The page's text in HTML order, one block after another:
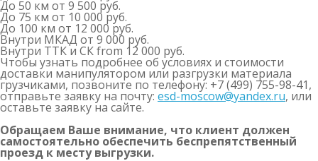
До 50 км от 9 500 руб.
До 75 км от 10 000 руб.
До 100 км от 12 000 руб.
Внутри МКАД от 9 000 руб.
Внутри ТТК и СКfrom 12 000 руб.
Чтобы узнать подробнее об условиях и стоимости
доставки манипулятором или разгрузки материала
грузчиками, позвоните по телефону: +7 (499) 755-98-41,
отправьте заявку на почту: esd-moscow@yandex.ru, или
оставьте заявку на сайте.
Обращаем Ваше внимание, что клиент должен
самостоятельно обеспечить беспрепятственный
проезд к месту выгрузки.